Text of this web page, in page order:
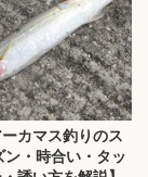
カマス釣りのス
ン・時合い・タッ